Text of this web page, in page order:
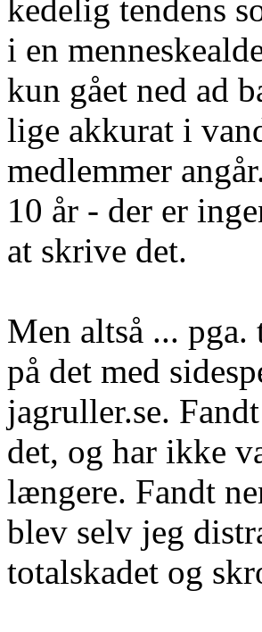
kedelig tendens
i en
kun gået ned ad
lige akkurat i
medlemmer
10 år - der er
at skrive det.
Men altså ...
på det med
jagruller.se.
det, og har ikke
længere. Fandt
blev selv jeg
totalskadet og